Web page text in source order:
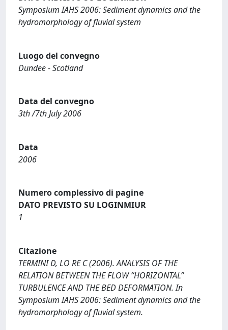
Symposium IAHS 2006: Sediment dynamics and the
hydromorphology of fluvial system
Luogo del convegno
Dundee - Scotland
Data del convegno
3th /7th July 2006
Data
2006
Numero complessivo di pagine
DATO PREVISTO SU LOGINMIUR
1
Citazione
TERMINI D, LO RE C (2006). ANALYSIS OF THE
RELATION BETWEEN THE FLOW “HORIZONTAL”
TURBULENCE AND THE BED DEFORMATION. In
Symposium IAHS 2006: Sediment dynamics and the
hydromorphology of fluvial system.